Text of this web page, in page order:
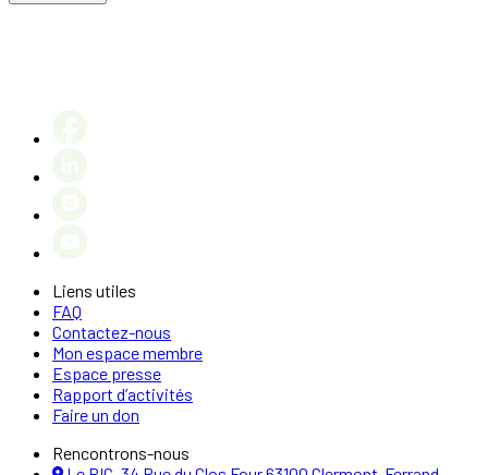
Liens utiles
FAQ
Contactez-nous
Mon espace membre
Espace presse
Rapport d’activités
Faire un don
Rencontrons-nous